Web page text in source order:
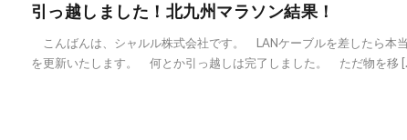
引っ越しました！北九州マラソン結果！
こんばんは、シャルル株式会社です。 LANケーブルを差したら本
を更新いたします。 何とか引っ越しは完了しました。 ただ物を移